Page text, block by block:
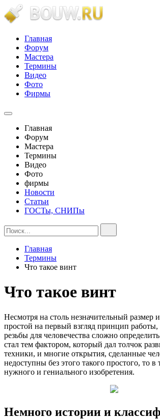
Главная
Форум
Мастера
Термины
Видео
Фото
Фирмы
Главная
Форум
Мастера
Термины
Видео
Фото
фирмы
Новости
Статьи
ГОСТы, СНИПы
Главная
Термины
Что такое винт
Что такое винт
Несмотря на столь незначительный размер
простой на первый взгляд принцип работы,
резьбы для человечества сложно
стал тем фактором, который дал толчок
техники, и многие открытия, сделанные
недоступны без этого такого простого, то в
нужного и гениального изобретения.
Немного истории и